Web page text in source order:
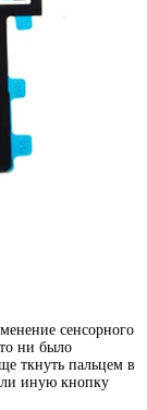
сенсорного
ни было
ткнуть пальцем в
иную кнопку